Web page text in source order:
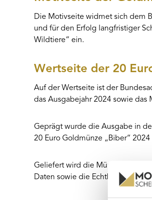
Die Motivseite widmet sich dem
und für den Erfolg langfristiger
Wildtiere“ ein.
Wertseite der 20
Auf der Wertseite ist der
das Ausgabejahr 2024 sowie das
Geprägt wurde die Ausgabe in
20 Euro Goldmünze „Biber“
Geliefert wird die Münze einzeln
Daten sowie die Echtheit der